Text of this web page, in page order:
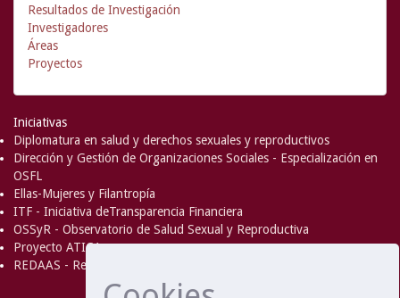
Resultados de Investigación
Investigadores
Áreas
Proyectos
Iniciativas
Diplomatura en salud y derechos sexuales y reproductivos
Dirección y Gestión de Organizaciones Sociales - Especialización en
OSFL
Ellas-Mujeres y Filantropía
ITF - Iniciativa deTransparencia Financiera
OSSyR - Observatorio de Salud Sexual y Reproductiva
Proyecto ATICA
REDAAS - Red de Acceso al Aborto Seguro